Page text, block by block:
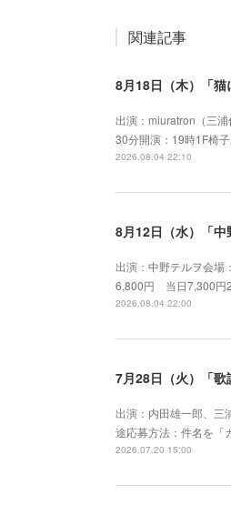
関連記事
8月18日（木）「猫
出演：miuratron（三
30分開演：19時1F椅
2026.08.04 22:10
8月12日（水）「
出演：中野テルヲ会場
6,800円 当日7,300円
2026.08.04 22:00
7月28日（火）「歌
出演：内田雄一郎、
途応募方法：件名を「
2026.07.20 15:00